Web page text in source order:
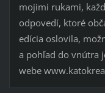
mojimi rukami,
odpovedí, ktoré
edícia oslovila,
a pohľad do vnútra
webe